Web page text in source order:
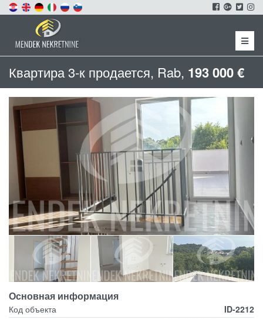
Menu
Квартира 3-к продается, Rab, 193 000 €
Основная информация
Код объекта
ID-2212